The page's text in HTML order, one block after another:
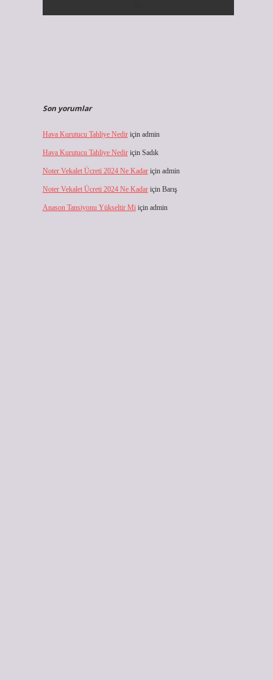
Son yorumlar
Hava Kurutucu Tahliye Nediriçin admin
Hava Kurutucu Tahliye Nediriçin Sadık
Noter Vekalet Ücreti 2024 Ne Kadariçin admin
Noter Vekalet Ücreti 2024 Ne Kadariçin Barış
Anason Tansiyonu Yükseltir Miiçin admin